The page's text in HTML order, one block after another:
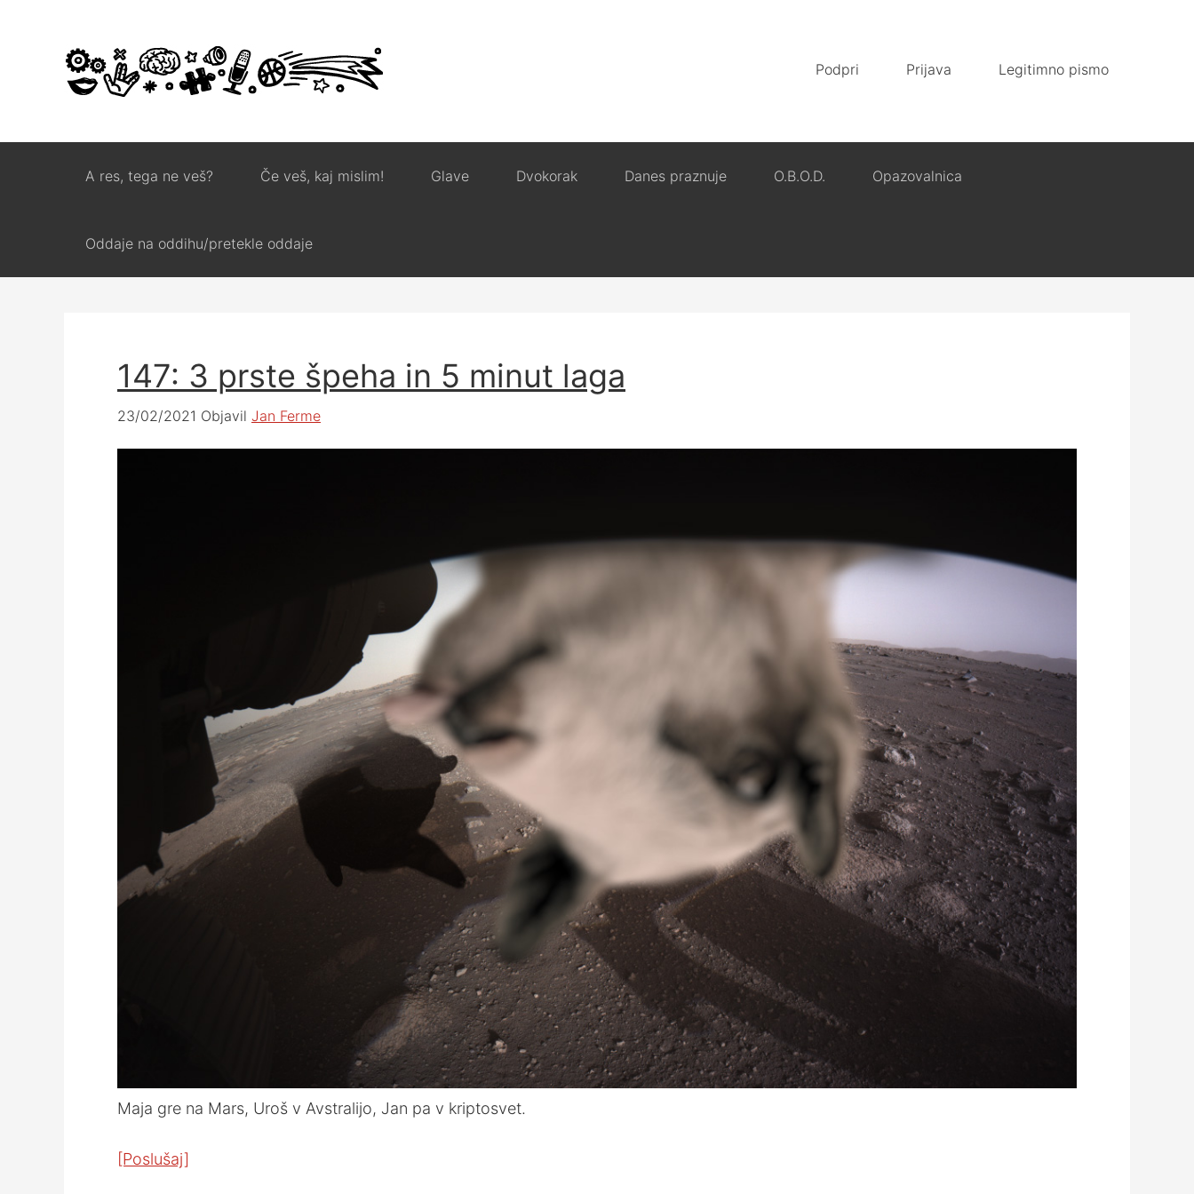
Podpri Prijava Legitimno pismo
A res, tega ne veš? Če veš, kaj mislim! Glave Dvokorak Danes praznuje O.B.O.D. Opazovalnica
Oddaje na oddihu/pretekle oddaje
147: 3 prste špeha in 5 minut laga
23/02/2021 Objavil Jan Ferme
Maja gre na Mars, Uroš v Avstralijo, Jan pa v kriptosvet.
[Poslušaj]